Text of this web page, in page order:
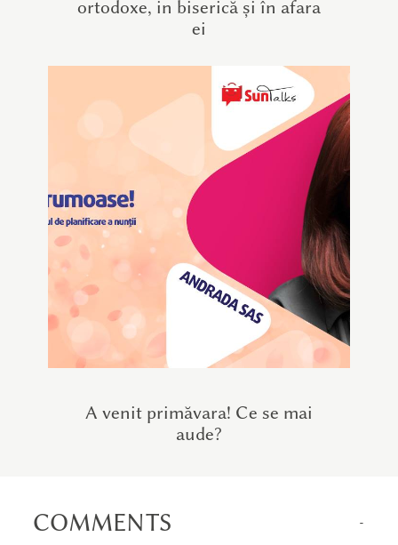
ortodoxe, in biserică și în afara
ei
A venit primăvara! Ce se mai
aude?
COMMENTS